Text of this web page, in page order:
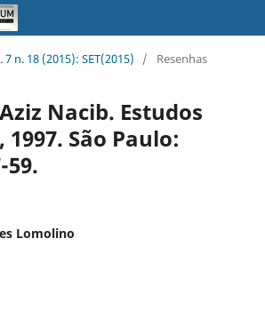
7 n. 18 (2015): SET(2015) / Resenhas
Nacib. Estudos
São Paulo:
59.
Lomolino